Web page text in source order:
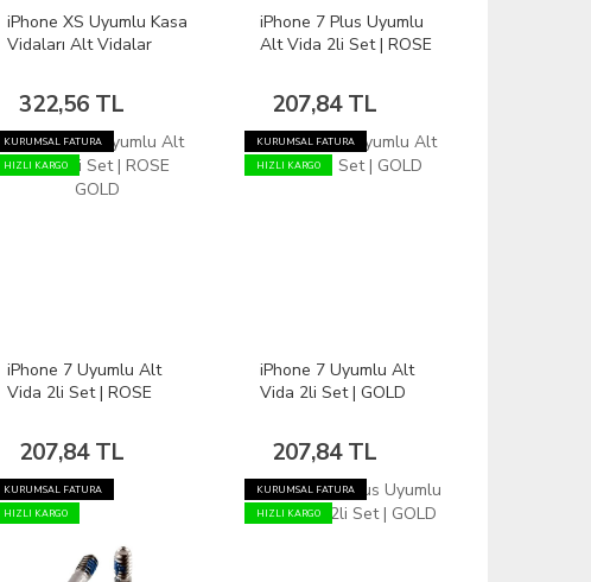
iPhone XS Uyumlu Kasa
Vidaları Alt Vidalar
322,56 TL
iPhone 7 Plus Uyumlu
Alt Vida 2li Set | ROSE
207,84 TL
KURUMSAL FATURA
HIZLI KARGO
iPhone 7 Uyumlu Alt
Vida 2li Set | ROSE
207,84 TL
KURUMSAL FATURA
HIZLI KARGO
iPhone 7 Uyumlu Alt
Vida 2li Set | GOLD
207,84 TL
KURUMSAL FATURA
HIZLI KARGO
KURUMSAL FATURA
HIZLI KARGO